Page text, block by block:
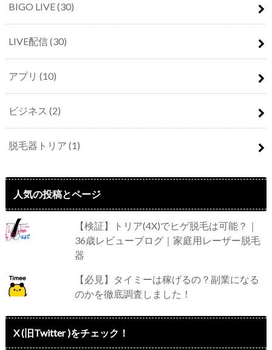
BIGO LIVE(30)
LIVE配信(30)
アプリ (10)
ビジネス (2)
脱毛器トリア (1)
人気の投稿とページ
【検証】トリア(4X)でヒゲ脱毛は可能？｜
36歳レビューブログ｜家庭用レーザー脱毛
器
【必見】タイミーは稼げるの？副業になる
のかを徹底調査しました！
X (旧Twitter )をチェック！